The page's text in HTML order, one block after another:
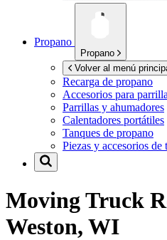
Propano
Propano
Volver al menú
Recarga de propano
Accesorios para parrilla
Parrillas y ahumadores
Calentadores portátiles
Tanques de propano
Piezas y accesorios de
Moving Truck
Weston, WI